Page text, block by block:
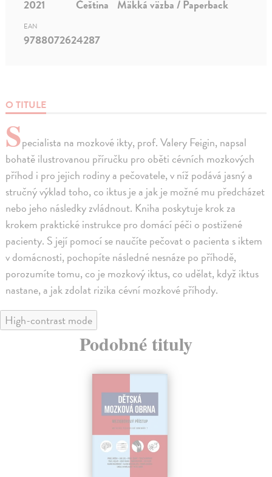
O TITULE
Specialista na mozkové ikty, prof. Valery Feigin, napsal
bohatě ilustrovanou příručku pro oběti cévních mozkových
příhod i pro jejich rodiny a pečovatele, v níž podává jasný a
stručný výklad toho, co iktus je a jak je možné mu předcházet
nebo jeho následky zvládnout. Kniha poskytuje krok za
krokem praktické instrukce pro domácí péči o postižené
pacienty. S její pomocí se naučíte pečovat o pacienta s iktem
v domácnosti, pochopíte následné nesnáze po příhodě,
porozumíte tomu, co je mozkový iktus, co udělat, když iktus
nastane, a jak zdolat rizika cévní mozkové příhody.
2021 Čeština Mäkká väzba / Paperback
EAN
9788072624287
High-contrast mode
Podobné tituly